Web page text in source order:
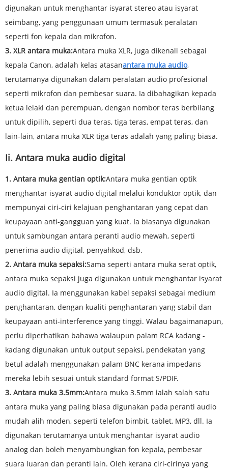
digunakan untuk menghantar isyarat stereo atau isyarat
seimbang, yang penggunaan umum termasuk peralatan
seperti fon kepala dan mikrofon.
3. XLR antara muka:Antara muka XLR, juga dikenali sebagai
kepala Canon, adalah kelas atasanantara muka audio,
terutamanya digunakan dalam peralatan audio profesional
seperti mikrofon dan pembesar suara. Ia dibahagikan kepada
ketua lelaki dan perempuan, dengan nombor teras berbilang
untuk dipilih, seperti dua teras, tiga teras, empat teras, dan
lain-lain, antara muka XLR tiga teras adalah yang paling biasa.
Ii. Antara muka audio digital
1. Antara muka gentian optik:Antara muka gentian optik
menghantar isyarat audio digital melalui konduktor optik, dan
mempunyai ciri-ciri kelajuan penghantaran yang cepat dan
keupayaan anti-gangguan yang kuat. Ia biasanya digunakan
untuk sambungan antara peranti audio mewah, seperti
penerima audio digital, penyahkod, dsb.
2. Antara muka sepaksi:Sama seperti antara muka serat optik,
antara muka sepaksi juga digunakan untuk menghantar isyarat
audio digital. Ia menggunakan kabel sepaksi sebagai medium
penghantaran, dengan kualiti penghantaran yang stabil dan
keupayaan anti-interference yang tinggi. Walau bagaimanapun,
perlu diperhatikan bahawa walaupun palam RCA kadang -
kadang digunakan untuk output sepaksi, pendekatan yang
betul adalah menggunakan palam BNC kerana impedans
mereka lebih sesuai untuk standard format S/PDIF.
3. Antara muka 3.5mm:Antara muka 3.5mm ialah salah satu
antara muka yang paling biasa digunakan pada peranti audio
mudah alih moden, seperti telefon bimbit, tablet, MP3, dll. Ia
digunakan terutamanya untuk menghantar isyarat audio
analog dan boleh menyambungkan fon kepala, pembesar
suara luaran dan peranti lain. Oleh kerana ciri-cirinya yang